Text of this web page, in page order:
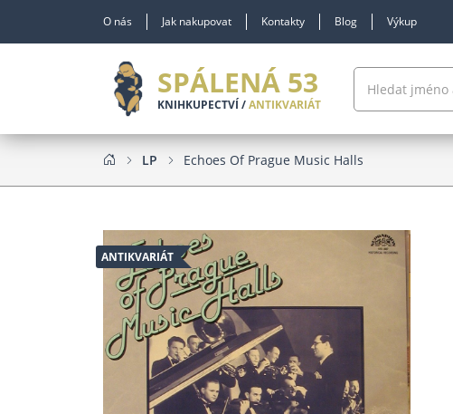
O nás Jak nakupovat Kontakty Blog Výkup
SPÁLENÁ 53
KNIHKUPECTVÍ /ANTIKVARIÁT
LP Echoes Of Prague Music Halls
ANTIKVARIÁT